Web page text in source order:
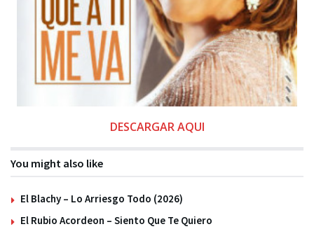
DESCARGAR AQUI
You might also like
El Blachy – Lo Arriesgo Todo (2026)
El Rubio Acordeon – Siento Que Te Quiero